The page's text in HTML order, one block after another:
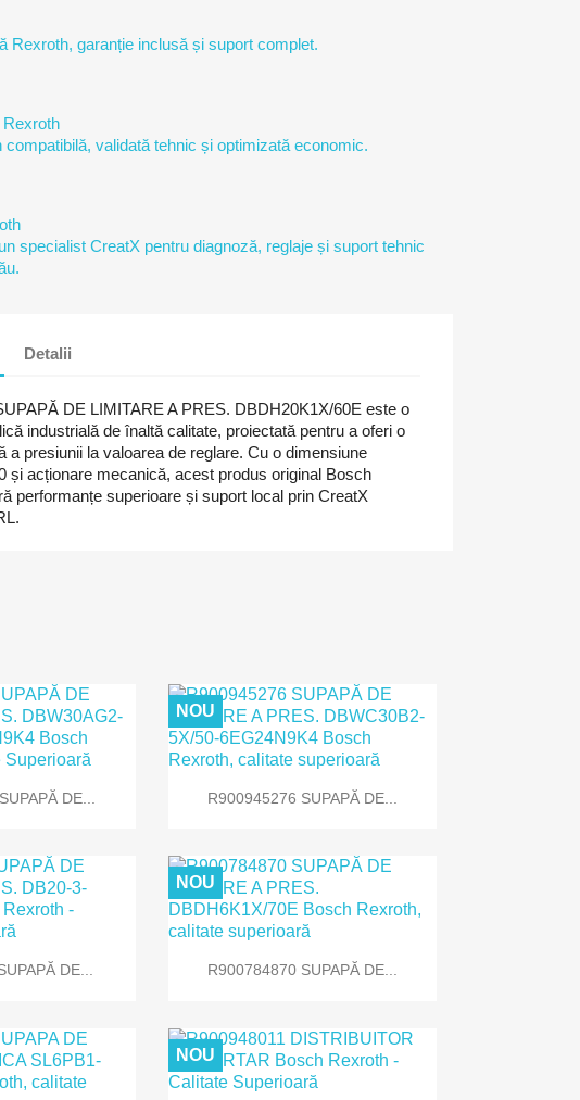
Rexroth, garanție inclusă și suport complet.
Rexroth
compatibilă, validată tehnic și optimizată economic.
specialist CreatX pentru diagnoză, reglaje și suport tehnic
Detalii
DE LIMITARE A PRES. DBDH20K1X/60E este o
industrială de înaltă calitate, proiectată pentru a oferi o
a presiunii la valoarea de reglare. Cu o dimensiune
și acționare mecanică, acest produs original Bosch
performanțe superioare și suport local prin CreatX
rapida
DE...  Vizualizare rapida
R900945276 SUPAPĂ DE...
NOU
rapida
DE...  Vizualizare rapida
R900784870 SUPAPĂ DE...
NOU
NOU